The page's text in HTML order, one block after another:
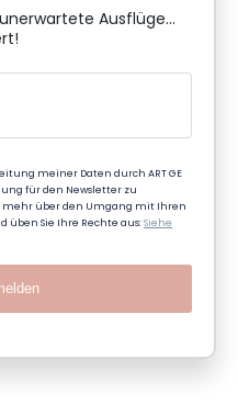
Ausflüge...
meiner Daten durch ART GE
für den Newsletter zu
mehr über den Umgang mit Ihren
üben Sie Ihre Rechte aus:Siehe